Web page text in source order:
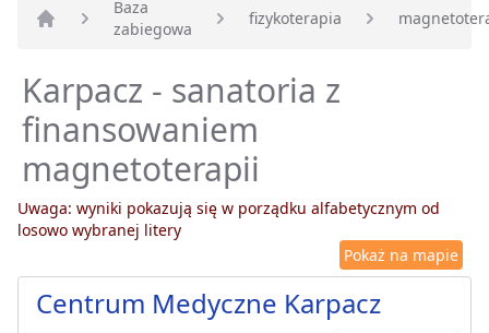
Strona główna
Baza
zabiegowa
fizykoterapia
Karpacz - sanatoria z
finansowaniem
magnetoterapii
Uwaga: wyniki pokazują się w porządku alfabetycznym od
losowo wybranej litery
Pokaż na mapie
Centrum Medyczne Karpacz